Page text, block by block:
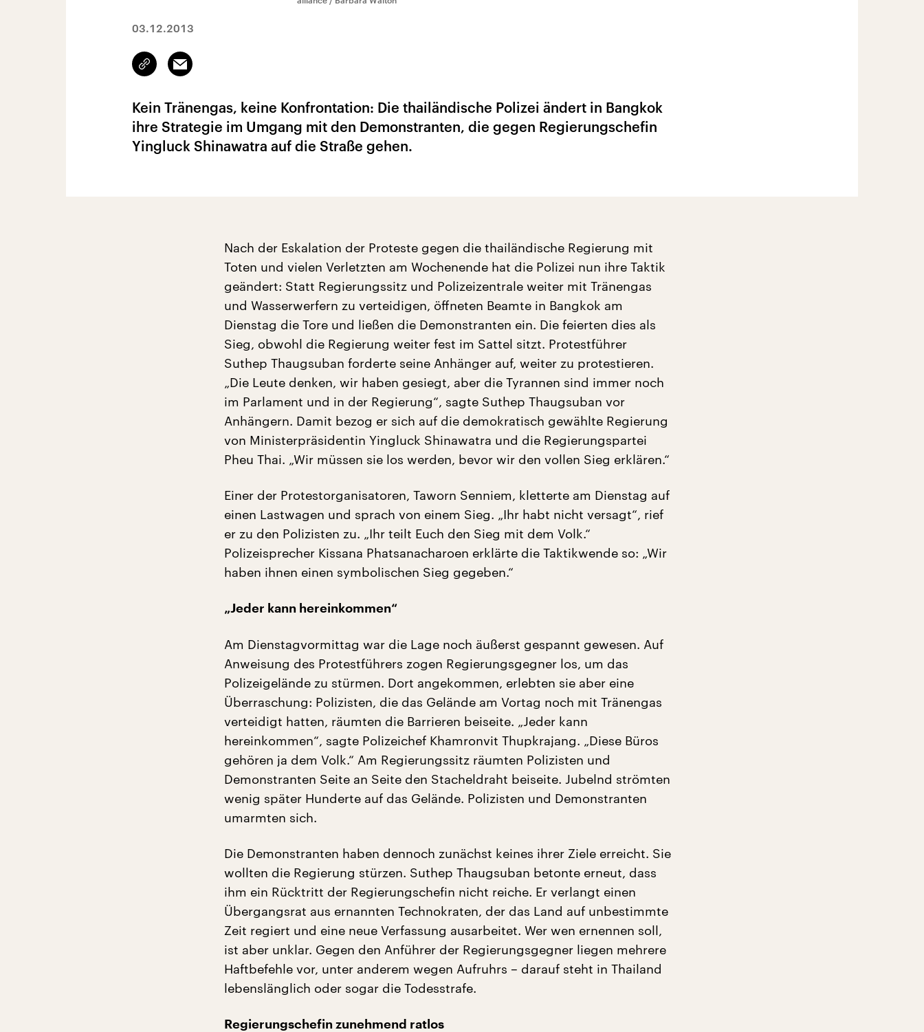
03.12.2013
Link
kopieren/teilen
Email
Kein Tränengas, keine Konfrontation: Die thailändische Polizei ändert in Bangkok
ihre Strategie im Umgang mit den Demonstranten, die gegen Regierungschefin
Yingluck Shinawatra auf die Straße gehen.
Nach der Eskalation der Proteste gegen die thailändische Regierung mit
Toten und vielen Verletzten am Wochenende hat die Polizei nun ihre Taktik
geändert: Statt Regierungssitz und Polizeizentrale weiter mit Tränengas
und Wasserwerfern zu verteidigen, öffneten Beamte in Bangkok am
Dienstag die Tore und ließen die Demonstranten ein. Die feierten dies als
Sieg, obwohl die Regierung weiter fest im Sattel sitzt. Protestführer
Suthep Thaugsuban forderte seine Anhänger auf, weiter zu protestieren.
„Die Leute denken, wir haben gesiegt, aber die Tyrannen sind immer noch
im Parlament und in der Regierung“, sagte Suthep Thaugsuban vor
Anhängern. Damit bezog er sich auf die demokratisch gewählte Regierung
von Ministerpräsidentin Yingluck Shinawatra und die Regierungspartei
Pheu Thai. „Wir müssen sie los werden, bevor wir den vollen Sieg erklären.“
Einer der Protestorganisatoren, Taworn Senniem, kletterte am Dienstag auf
einen Lastwagen und sprach von einem Sieg. „Ihr habt nicht versagt“, rief
er zu den Polizisten zu. „Ihr teilt Euch den Sieg mit dem Volk.“
Polizeisprecher Kissana Phatsanacharoen erklärte die Taktikwende so: „Wir
haben ihnen einen symbolischen Sieg gegeben.“
„Jeder kann hereinkommen“
Am Dienstagvormittag war die Lage noch äußerst gespannt gewesen. Auf
Anweisung des Protestführers zogen Regierungsgegner los, um das
Polizeigelände zu stürmen. Dort angekommen, erlebten sie aber eine
Überraschung: Polizisten, die das Gelände am Vortag noch mit Tränengas
verteidigt hatten, räumten die Barrieren beiseite. „Jeder kann
hereinkommen“, sagte Polizeichef Khamronvit Thupkrajang. „Diese Büros
gehören ja dem Volk.“ Am Regierungssitz räumten Polizisten und
Demonstranten Seite an Seite den Stacheldraht beiseite. Jubelnd strömten
wenig später Hunderte auf das Gelände. Polizisten und Demonstranten
umarmten sich.
Die Demonstranten haben dennoch zunächst keines ihrer Ziele erreicht. Sie
wollten die Regierung stürzen. Suthep Thaugsuban betonte erneut, dass
ihm ein Rücktritt der Regierungschefin nicht reiche. Er verlangt einen
Übergangsrat aus ernannten Technokraten, der das Land auf unbestimmte
Zeit regiert und eine neue Verfassung ausarbeitet. Wer wen ernennen soll,
ist aber unklar. Gegen den Anführer der Regierungsgegner liegen mehrere
Haftbefehle vor, unter anderem wegen Aufruhrs – darauf steht in Thailand
lebenslänglich oder sogar die Todesstrafe.
Regierungschefin zunehmend ratlos